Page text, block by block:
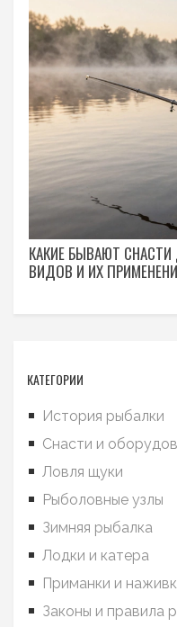
КАКИЕ БЫВАЮТ
ВИДОВ И ИХ
КАТЕГОРИИ
История рыбалки
Снасти и
Ловля щуки
Рыболовные узлы
Зимняя рыбалка
Лодки и катера
Приманки и
Законы и правила